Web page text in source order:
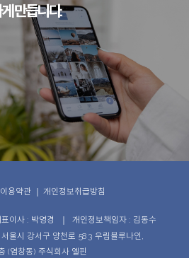
만듭니다.
이용약관 ｜개인정보취급방침
이사 : 박영경 개인정보책임자 : 김동수
울시 강서구 양천로 583 우림블루나인,
(염창동) 주식회사 엘핀